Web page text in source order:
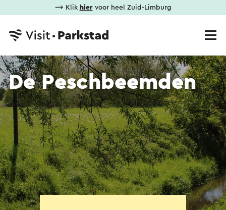
⟶ Klik hiervoor heel Zuid-Limburg
De Peschbeemden